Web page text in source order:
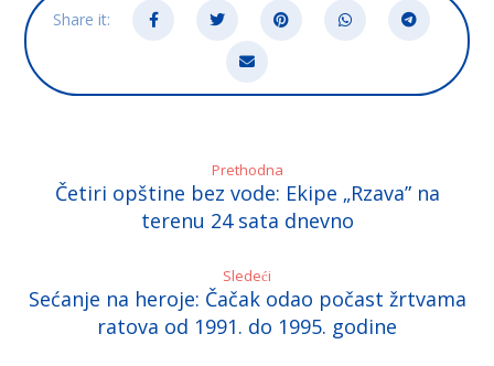
Prethodna
Četiri opštine bez vode: Ekipe „Rzava” na
terenu 24 sata dnevno
Sledeći
Sećanje na heroje: Čačak odao počast žrtvama
ratova od 1991. do 1995. godine